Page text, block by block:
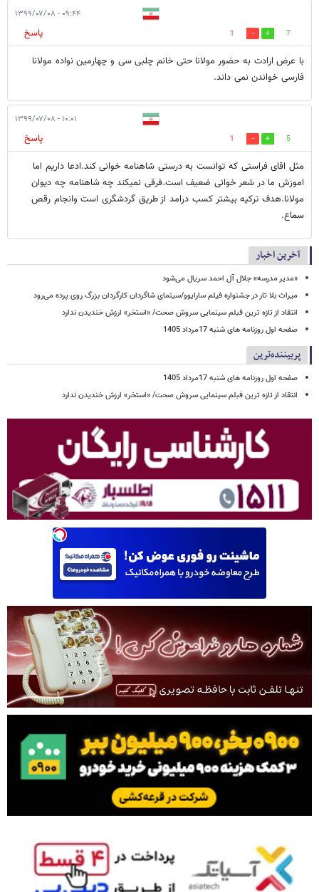
۰۹:۴۴ - ۱۳۹۹/۰۷/۰۸
7
1
پاسخ
با عرض ارادت به حضور مولانا حتی خانم چلبی سی و چهارمین نواده مولانا
فارسی خواندن نمی داند.
۱۰:۰۱ - ۱۳۹۹/۰۷/۰۸
5
1
پاسخ
مثل اقای فراستی که توانست به درستی شاهنامه خوانی کند.ادعا داریم اما
اموزش ما در شعر خوانی ضعیف است.فرقی نمیکند چه شاهنامه چه دیوان
مولانا.هدف ترکیه بیشتر کسب درامد از طریق گردشگری است وانجام رقص
سماع.
آخرین اخبار
«مدیر مدرسه» جلال آل احمد سریال می‌شود
میراث بلا تار در جشنواره فیلم سارایوو/سینمای شاگردان کارگردان بزرگ روی پرده می‌رود
انتقاد از تازه ترین فبلم سینمایی سروش صحت/ «استخر» ارزش خندیدن ندارد
صفحه اول روزنامه های شنبه 17مرداد 1405
پربیننده‌ترین
صفحه اول روزنامه های شنبه 17مرداد 1405
انتقاد از تازه ترین فبلم سینمایی سروش صحت/ «استخر» ارزش خندیدن ندارد